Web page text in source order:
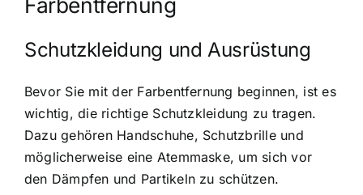
Farbentfernung
Schutzkleidung und Ausrüstung
Bevor Sie mit der Farbentfernung beginnen, ist es
wichtig, die richtige Schutzkleidung zu tragen.
Dazu gehören Handschuhe, Schutzbrille und
möglicherweise eine Atemmaske, um sich vor
den Dämpfen und Partikeln zu schützen.